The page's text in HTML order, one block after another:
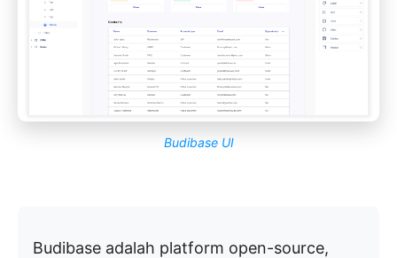
Budibase UI
Budibase adalah platform open-source,